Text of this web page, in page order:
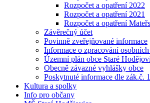
Rozpočet a opatření 2022
Rozpočet a opatření 2021
Rozpočet a opatření
Závěrečný účet
Povinně zveřejňované informace
Informace o zpracování
Územní plán obce Staré
Obecně závazné vyhlášky obce
Poskytnuté informace dle zák.č.
Kultura a spolky
Info pro občany